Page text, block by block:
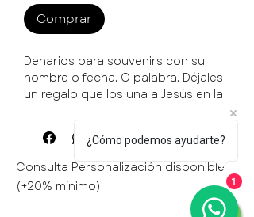
Comprar
Denarios para souvenirs con su
nombre o fecha. O palabra. Déjales
un regalo que los una a Jesús en la
Si fueran 50 $7650
Consulta Personalización disponible
(+20% mínimo)
¿Cómo podemos ayudarte?
1